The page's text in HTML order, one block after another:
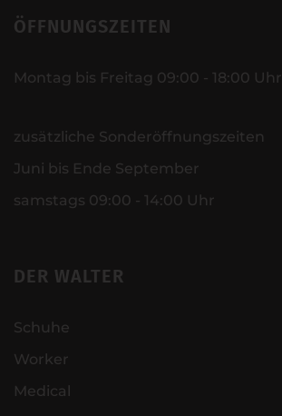
ÖFFNUNGSZEITEN
Montag bis Freitag 09:00 - 18:00 Uhr
zusätzliche Sonderöffnungszeiten
Juni bis Ende September
samstags 09:00 - 14:00 Uhr
DER WALTER
Schuhe
Worker
Medical